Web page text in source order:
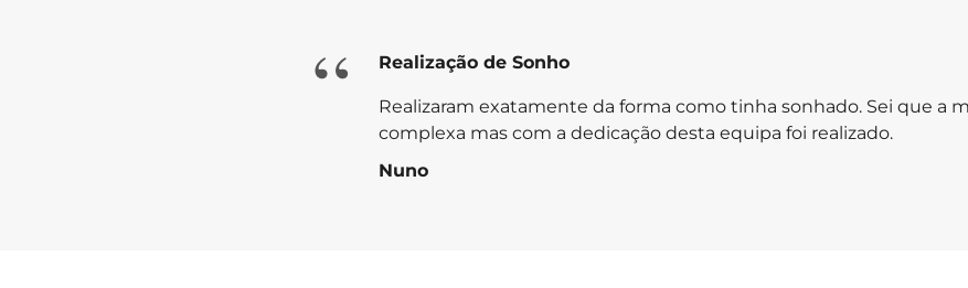
“ Realização de Sonho
Realizaram exatamente da forma como tinha sonhado. Sei que a
complexa mas com a dedicação desta equipa foi realizado.
Nuno